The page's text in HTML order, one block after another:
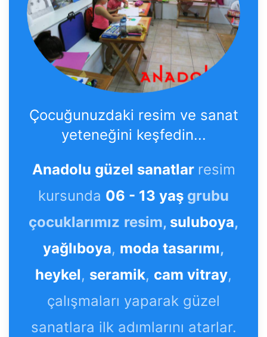
Çocuğunuzdaki resim ve sanat
yeteneğini keşfedin...
Anadolu güzel sanatlar resim
kursunda 06 - 13 yaş grubu
çocuklarımız resim, suluboya,
yağlıboya, moda tasarımı,
heykel, seramik, cam vitray,
çalışmaları yaparak güzel
sanatlara ilk adımlarını atarlar.